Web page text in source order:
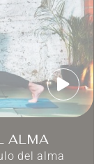
ALMA
del alma